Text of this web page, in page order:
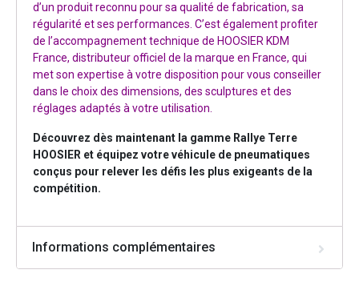
d’un produit reconnu pour sa qualité de fabrication, sa
régularité et ses performances. C’est également profiter
de l’accompagnement technique de HOOSIER KDM
France, distributeur officiel de la marque en France, qui
met son expertise à votre disposition pour vous conseiller
dans le choix des dimensions, des sculptures et des
réglages adaptés à votre utilisation.
Découvrez dès maintenant la gamme Rallye Terre
HOOSIER et équipez votre véhicule de pneumatiques
conçus pour relever les défis les plus exigeants de la
compétition.
Informations complémentaires